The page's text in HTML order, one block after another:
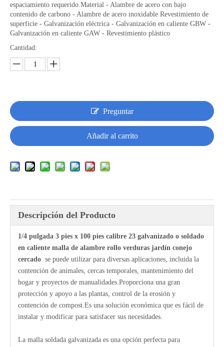
espaciamiento requerido.Material - Alambre de acero con bajo
contenido de carbono - Alambre de acero inoxidable Revestimiento de
superficie - Galvanización eléctrica - Galvanización en caliente GBW -
Galvanización en caliente GAW - Revestimiento plástico
Cantidad:
Preguntar
Añadir al carrito
Descripción del Producto
1/4 pulgada 3 pies x 100 pies calibre 23 galvanizado o soldado
en caliente malla de alambre rollo verduras jardín conejo
cercado se puede utilizar para diversas aplicaciones, incluida la
contención de animales, cercas temporales, mantenimiento del
hogar y proyectos de manualidades.Proporciona una gran
protección y apoyo a las plantas, control de la erosión y
contención de compost.Es una solución económica que es fácil de
instalar y modificar para satisfacer sus necesidades.
La malla soldada galvanizada es una opción perfecta para